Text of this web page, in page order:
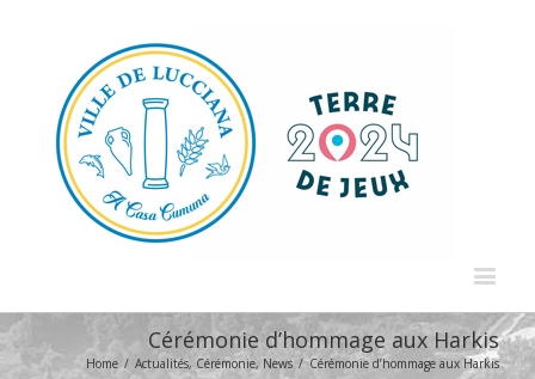
Cérémonie d’hommage aux Harkis
Home / Actualités, Cérémonie, News / Cérémonie d’hommage aux Harkis